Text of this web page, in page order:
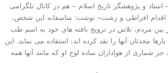
استاد و پژوهشگر تاریخ اسلام – هم در كانال تلگرامی
اقدام افراطی و زشت» نوشت: متاسفانه این شخص،
بین مردم، تلاش در ترویج بافته های خود به اسم طب
محدثان آنها را نقد كرده اند، استفاده می نماید. این
شماری از هواداران ساده لوح او كه مانند آنها همه